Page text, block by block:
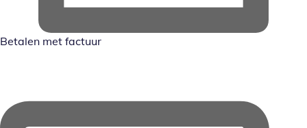
Betalen met factuur